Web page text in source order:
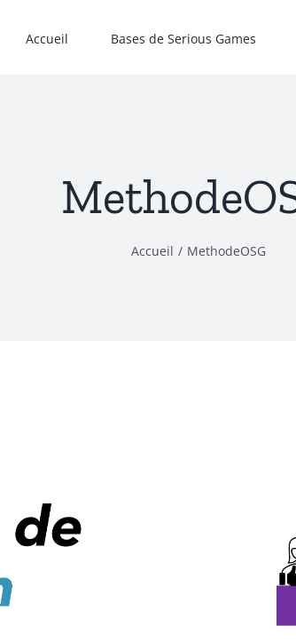
Accueil Bases de Serious Games
Accueil MethodeOSG